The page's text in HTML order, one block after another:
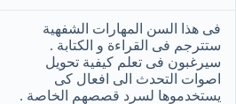
فى هذا السن المهارات الشفهية
ستترجم فى القراءة و الكتابة .
سيرغبون فى تعلم كيفية تحويل
اصوات التحدث الى افعال كى
يستخدموها لسرد قصصهم الخاصة .